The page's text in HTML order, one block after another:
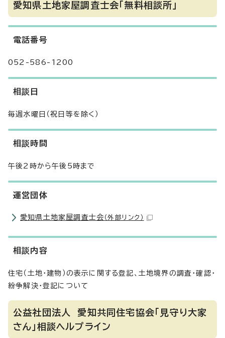
愛知県土地家屋調査士会「無料相談所」
電話番号
052-586-1200
相談日
毎週水曜日（祝日等を除く）
相談時間
午後2時から午後5時まで
運営団体
愛知県土地家屋調査士会 （外部リンク）
相談内容
住宅（土地・建物）の表示に関する登記、土地境界の調査・確認・
紛争解決・登記について
公益社団法人 愛知共同住宅協会「見守り大家
さん」相談ヘルプライン